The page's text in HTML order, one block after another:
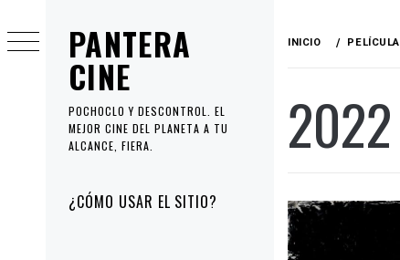
PANTERA
CINE
POCHOCLO Y DESCONTROL. EL
MEJOR CINE DEL PLANETA A TU
ALCANCE, FIERA.
principal
¿CÓMO USAR EL SITIO?
al
contenido
INICIO
2022